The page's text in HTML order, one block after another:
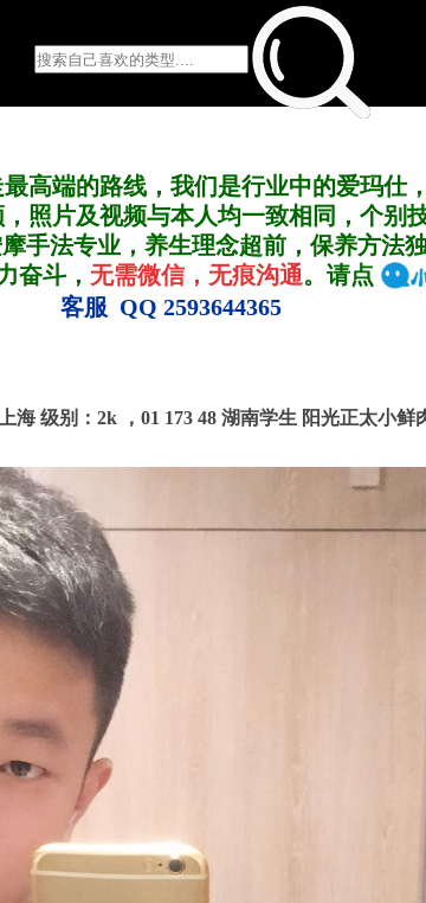
高端的路线，我们是行业中的爱玛仕
照片及视频与本人均一致相同，个别
手法专业，养生理念超前，保养方法
奋斗， 无需微信，无痕沟通。请点
客服 QQ 2593644365
海 级别：2k ， 01 173 48 湖南学生 阳光正太小鲜